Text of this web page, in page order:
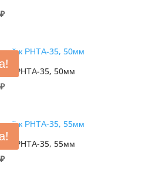
₽Текущая
к РНТА-35, 50мм
₽Текущая
к РНТА-35, 55мм
₽Текущая